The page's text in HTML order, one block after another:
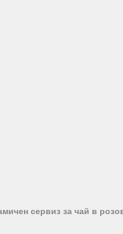
сервиз за чай в